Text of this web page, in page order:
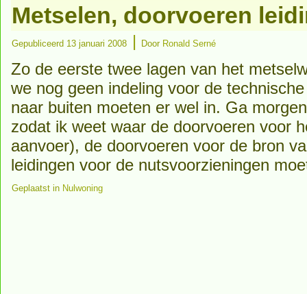
Metselen, doorvoeren
Gepubliceerd 13 januari 2008 | Door Ronald Serné
Zo de eerste twee lagen van het
we nog geen indeling voor de
naar buiten moeten er wel in. Ga
zodat ik weet waar de doorvoeren voor
aanvoer), de doorvoeren voor de bron
leidingen voor de nutsvoorzieningen
Geplaatst in Nulwoning